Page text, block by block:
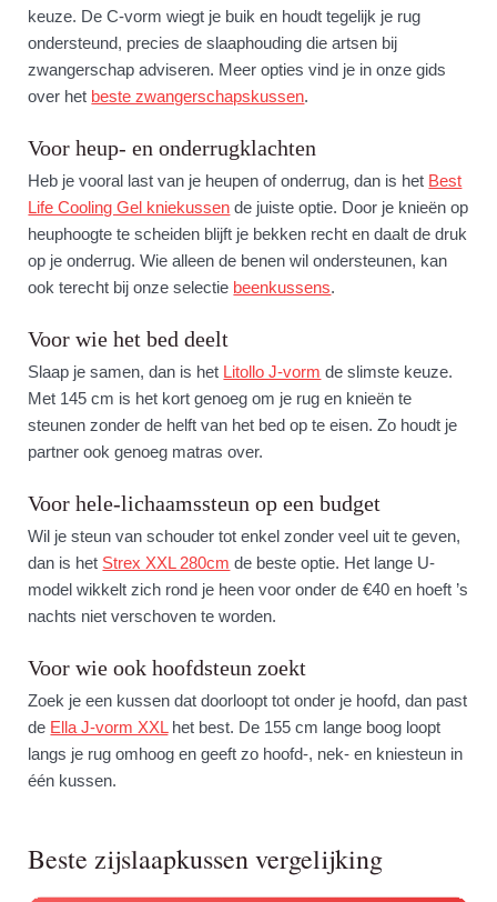
keuze. De C-vorm wiegt je buik en houdt tegelijk je rug
ondersteund, precies de slaaphouding die artsen bij
zwangerschap adviseren. Meer opties vind je in onze gids
over het beste zwangerschapskussen.
Voor heup- en onderrugklachten
Heb je vooral last van je heupen of onderrug, dan is het Best
Life Cooling Gel kniekussen de juiste optie. Door je knieën op
heuphoogte te scheiden blijft je bekken recht en daalt de druk
op je onderrug. Wie alleen de benen wil ondersteunen, kan
ook terecht bij onze selectie beenkussens.
Voor wie het bed deelt
Slaap je samen, dan is het Litollo J-vorm de slimste keuze.
Met 145 cm is het kort genoeg om je rug en knieën te
steunen zonder de helft van het bed op te eisen. Zo houdt je
partner ook genoeg matras over.
Voor hele-lichaamssteun op een budget
Wil je steun van schouder tot enkel zonder veel uit te geven,
dan is het Strex XXL 280cm de beste optie. Het lange U-
model wikkelt zich rond je heen voor onder de €40 en hoeft ’s
nachts niet verschoven te worden.
Voor wie ook hoofdsteun zoekt
Zoek je een kussen dat doorloopt tot onder je hoofd, dan past
de Ella J-vorm XXL het best. De 155 cm lange boog loopt
langs je rug omhoog en geeft zo hoofd-, nek- en kniesteun in
één kussen.
Beste zijslaapkussen vergelijking